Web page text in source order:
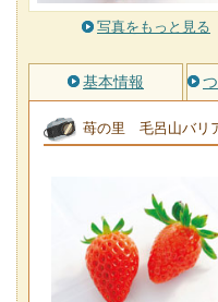
写真をもっと見る
基本情報
苺の里 毛呂山バリ